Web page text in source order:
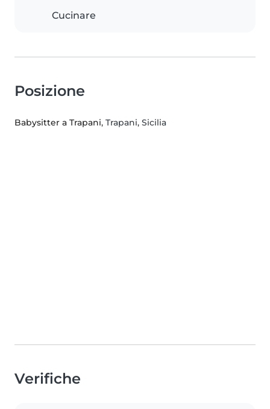
Cucinare
Posizione
Babysitter a Trapani, Trapani, Sicilia
Verifiche